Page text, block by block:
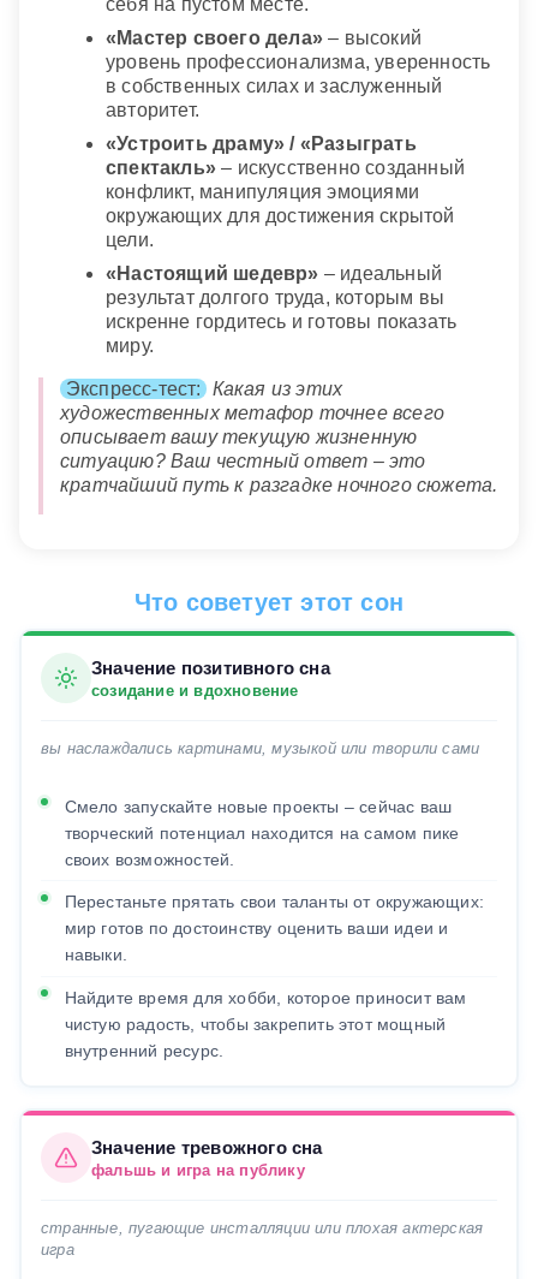
«Мастер своего дела» – высокий
уровень профессионализма, уверенность
в собственных силах и заслуженный
авторитет.
«Устроить драму» / «Разыграть
спектакль» – искусственно созданный
конфликт, манипуляция эмоциями
окружающих для достижения скрытой
цели.
«Настоящий шедевр» – идеальный
результат долгого труда, которым вы
искренне гордитесь и готовы показать
миру.
Экспресс-тест:
Какая из этих
художественных метафор точнее всего
описывает вашу текущую жизненную
ситуацию? Ваш честный ответ – это
кратчайший путь к разгадке ночного сюжета.
Что советует этот сон
Значение позитивного сна
созидание и вдохновение
вы наслаждались картинами, музыкой или творили сами
Смело запускайте новые проекты – сейчас ваш
творческий потенциал находится на самом пике
своих возможностей.
Перестаньте прятать свои таланты от окружающих:
мир готов по достоинству оценить ваши идеи и
навыки.
Найдите время для хобби, которое приносит вам
чистую радость, чтобы закрепить этот мощный
внутренний ресурс.
Значение тревожного сна
фальшь и игра на публику
странные, пугающие инсталляции или плохая актерская
игра